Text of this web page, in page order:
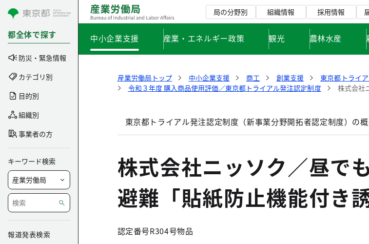
コンテンツにスキップ
都全体で探す
防災・緊急情報
カテゴリ別
目的別
組織別
事業者の方
キーワード検索
報道発表検索
局の分野別 組織情報 採用情報
中小企業支援 産業・エネルギー政策 観光 農林水産
産業労働局トップ 中小企業支援 商工 創業支援 東京都トライ
令和３年度 購入商品使用評価／東京都トライアル発注認定制度
株式会社
東京都トライアル発注認定制度（新事業分野開拓者認定制度）の
株式会社ニッソク／昼で
避難「貼紙防止機能付き
認定番号R304号物品